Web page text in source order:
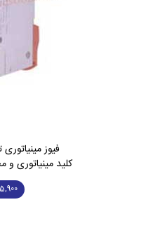
فیوز مینیاتوری تک فاز
کلید مینیاتوری